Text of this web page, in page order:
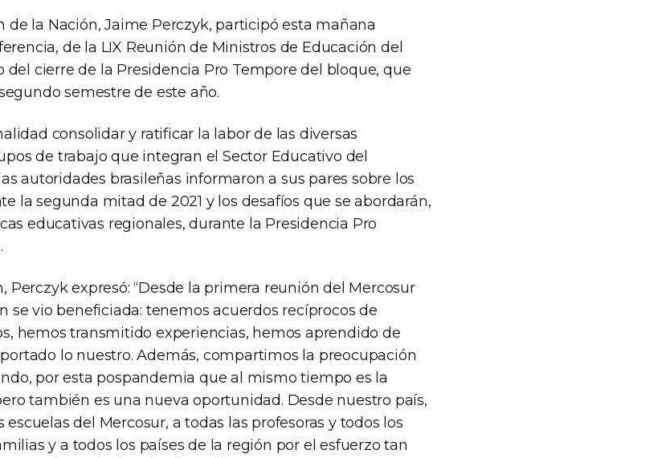
de la Nación, Jaime Perczyk, participó esta mañana
de la LIX Reunión de Ministros de Educación del
del cierre de la Presidencia Pro Tempore del bloque, que
semestre de este año.
consolidar y ratificar la labor de las diversas
de trabajo que integran el Sector Educativo del
autoridades brasileñas informaron a sus pares sobre los
la segunda mitad de 2021 y los desafíos que se abordarán,
educativas regionales, durante la Presidencia Pro
Perczyk expresó: “Desde la primera reunión del Mercosur
se vio beneficiada: tenemos acuerdos recíprocos de
hemos transmitido experiencias, hemos aprendido de
lo nuestro. Además, compartimos la preocupación
por esta pospandemia que al mismo tiempo es la
también es una nueva oportunidad. Desde nuestro país,
del Mercosur, a todas las profesoras y todos los
y a todos los países de la región por el esfuerzo tan